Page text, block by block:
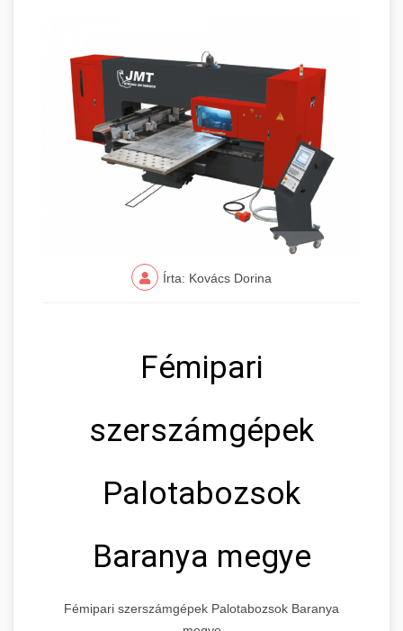
Írta: Kovács Dorina
Fémipari
szerszámgépek
Palotabozsok
Baranya megye
Fémipari szerszámgépek Palotabozsok Baranya